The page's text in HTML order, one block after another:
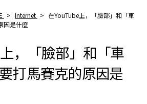
> Internet > 在YouTube上，「臉部」和「車
因是什麼
，「臉部」和「車
打馬賽克的原因是